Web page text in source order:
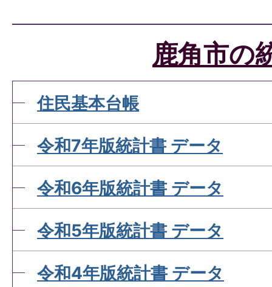
鹿角市の
住民基本台帳
令和7年版統計書 データ
令和6年版統計書 データ
令和5年版統計書 データ
令和4年版統計書 データ